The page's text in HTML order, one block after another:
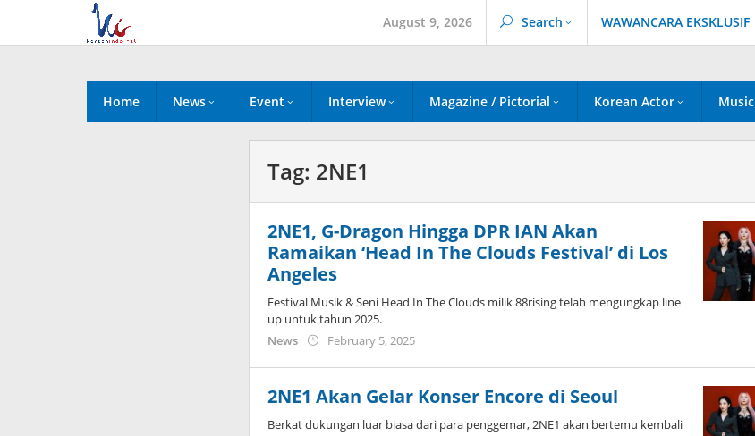
content
August 9, 2026 Search WAWANCARA EKSKLUSIF
Home News Event Interview Magazine / Pictorial Korean Actor Music
Tag: 2NE1
2NE1, G-Dragon Hingga DPR IAN Akan
Ramaikan ‘Head In The Clouds Festival’ di Los
Angeles
Festival Musik & Seni Head In The Clouds milik 88rising telah mengungkap line
up untuk tahun 2025.
News
February 5, 2025by
2NE1 Akan Gelar Konser Encore di Seoul
Berkat dukungan luar biasa dari para penggemar, 2NE1 akan bertemu kembali